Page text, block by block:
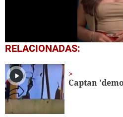
0
seconds
44
seconds
RELACIONADAS:
Captan